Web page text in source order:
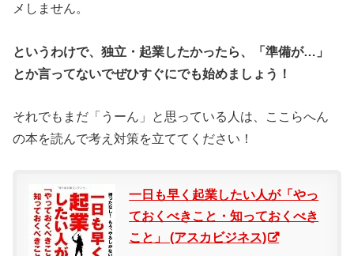
メしません。
というわけで、独立・起業したかったら、「準備が…」
とか言ってないでぜひすぐにでも始めましょう！
それでもまだ「うーん」と思っている人は、ここらへん
の本を読んで考え対策を立ててください！
一日も早く起業したい人が「やっ
ておくべきこと・知っておくべき
こと」 (アスカビジネス)